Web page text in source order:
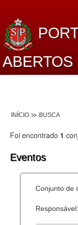
ABERTOS
Lei de Acesso à
Dados
Processo
INÍCIO BUSCA
Foi encontrado 1
Eventos
Conjunto de